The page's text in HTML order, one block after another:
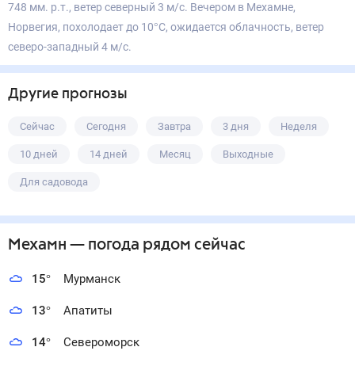
748 мм. р.т., ветер северный 3 м/с. Вечером в Мехамне,
Норвегия, похолодает до 10°С, ожидается облачность, ветер
северо-западный 4 м/с.
Другие прогнозы
Сейчас Сегодня Завтра 3 дня Неделя
10 дней 14 дней Месяц Выходные
Для садовода
Мехамн — погода рядом сейчас
15° Мурманск
13° Апатиты
14° Североморск